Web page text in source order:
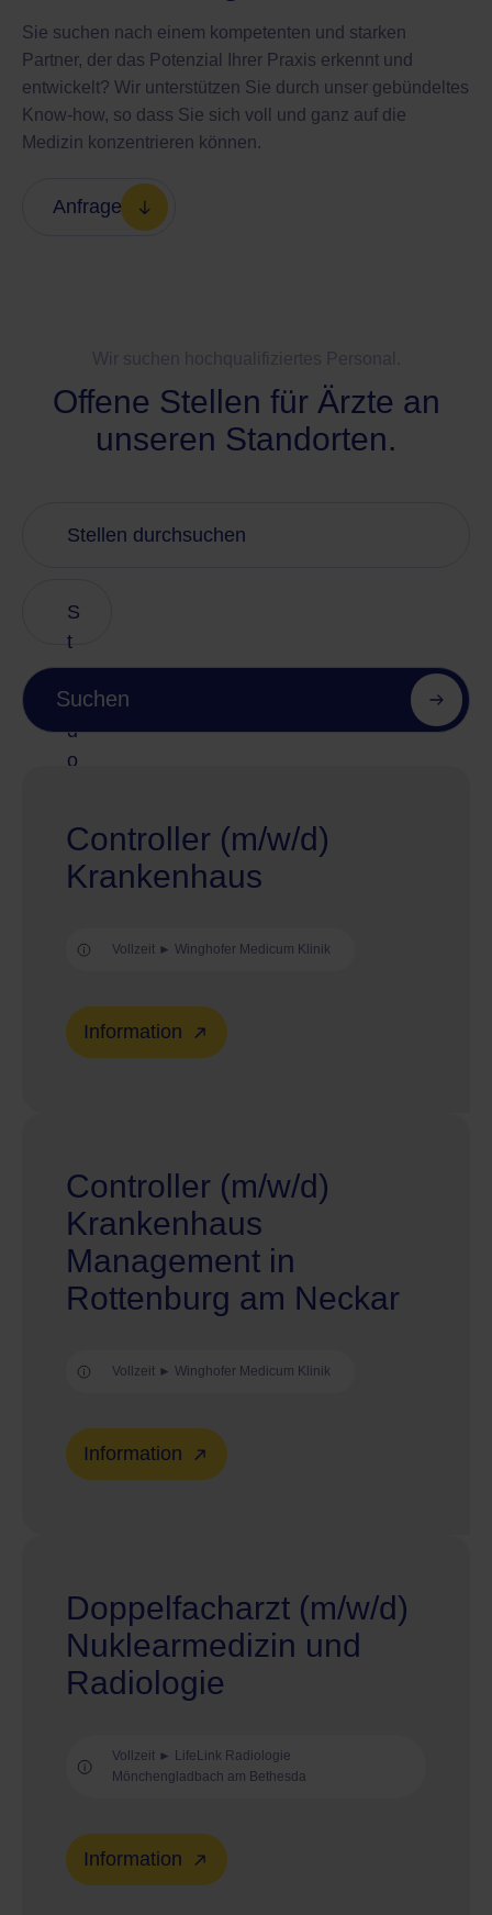
Sie suchen nach einem kompetenten und starken
Partner, der das Potenzial Ihrer Praxis erkennt und
entwickelt? Wir unterstützen Sie durch unser gebündeltes
Know-how, so dass Sie sich voll und ganz auf die
Medizin konzentrieren können.
Anfrage
Offene Stellen für Ärzte an
unseren Standorten.
S
t
a
n
d
o
e
Suchen
Controller (m/w/d)
Krankenhaus
Vollzeit ► Winghofer Medicum Klinik
Information
Controller (m/w/d)
Krankenhaus
Management in
Rottenburg am Neckar
Vollzeit ► Winghofer Medicum Klinik
Information
Doppelfacharzt (m/w/d)
Nuklearmedizin und
Radiologie
Vollzeit ► LifeLink Radiologie
Mönchengladbach am Bethesda
Information